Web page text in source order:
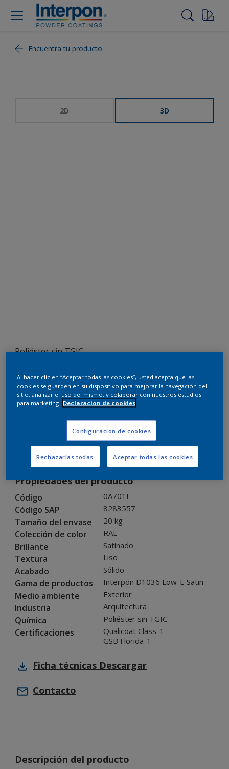
Encuentra tu producto
2D 3D
Poliéster sin TGIC
0A701I
Pedir muestra
Compra en nuestra tienda web
Propiedades del producto
Código 0A701I
Código SAP 8283557
Tamaño del envase 20 kg
Colección de color RAL
Brillante Satinado
Textura Liso
Acabado Sólido
Gama de productos Interpon D1036 Low-E Satin
Medio ambiente Exterior
Industria Arquitectura
Química Poliéster sin TGIC
Certificaciones
Qualicoat Class-1
GSB Florida-1
Ficha técnicas Descargar
Contacto
Descripción del producto
Al hacer clic en “Aceptar todas las cookies”, usted acepta que las
cookies se guarden en su dispositivo para mejorar la navegación del
sitio, analizar el uso del mismo, y colaborar con nuestros estudios
para marketing. Declaracion de cookies
Configuración de cookies
Rechazarlas todas Aceptar todas las cookies